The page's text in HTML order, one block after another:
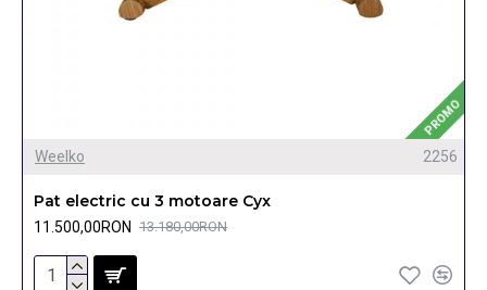
PROMO
Weelko 2256
Pat electric cu 3 motoare Cyx
11.500,00RON 13.180,00RON